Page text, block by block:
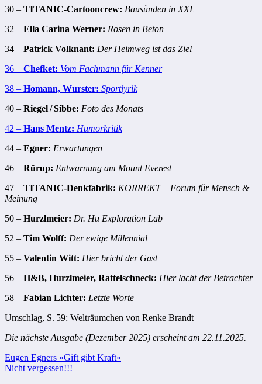
30 – TITANIC-Cartooncrew: Bausünden in XXL
32 – Ella Carina Werner: Rosen in Beton
34 – Patrick Volknant: Der Heimweg ist das Ziel
36 – Chefket: Vom Fachmann für Kenner
38 – Homann, Wurster: Sportlyrik
40 – Riegel / Sibbe: Foto des Monats
42 – Hans Mentz: Humorkritik
44 – Egner: Erwartungen
46 – Rürup: Entwarnung am Mount Everest
47 – TITANIC-Denkfabrik: KORREKT – Forum für Mensch &
Meinung
50 – Hurzlmeier: Dr. Hu Exploration Lab
52 – Tim Wolff: Der ewige Millennial
55 – Valentin Witt: Hier bricht der Gast
56 – H&B, Hurzlmeier, Rattelschneck: Hier lacht der Betrachter
58 – Fabian Lichter: Letzte Worte
Umschlag, S. 59: Welträumchen von Renke Brandt
Die nächste Ausgabe (Dezember 2025) erscheint am 22.11.2025.
Beitragsnavigation
Eugen Egners »Gift gibt Kraft«
Nicht vergessen!!!